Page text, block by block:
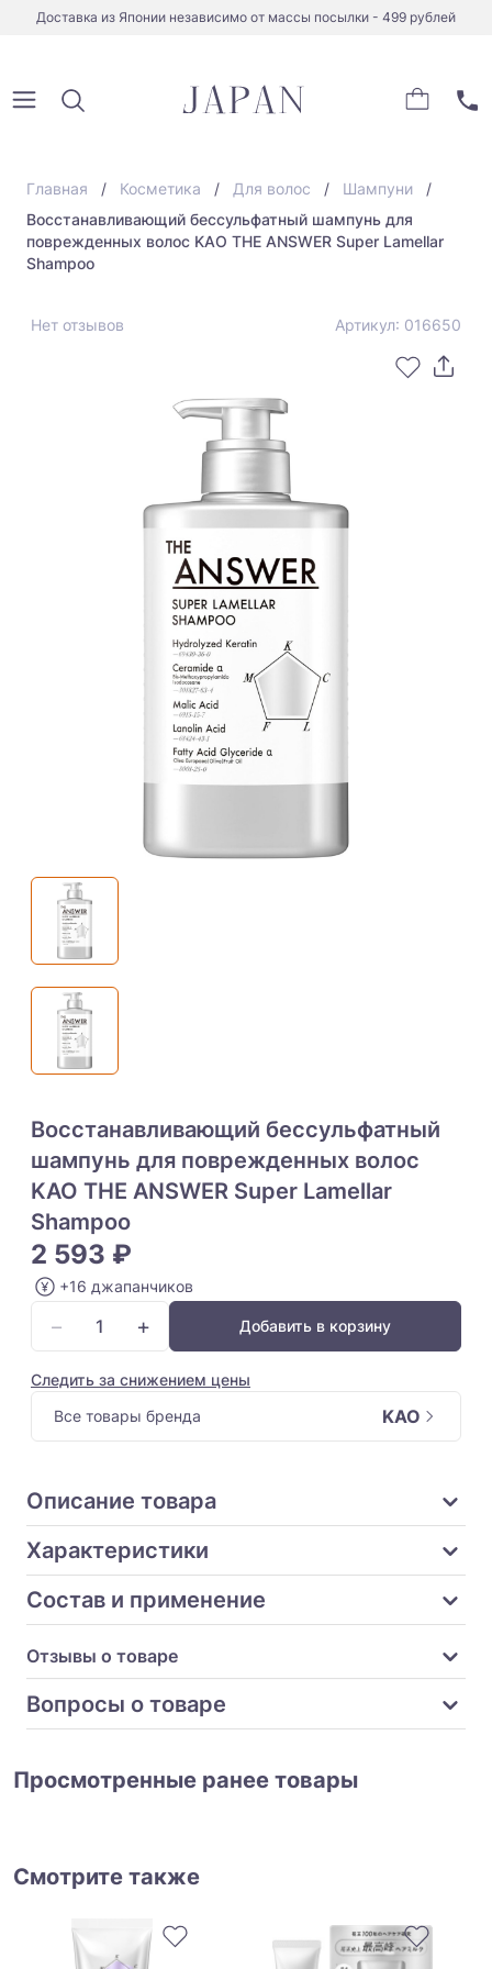
Доставка из Японии независимо от массы посылки - 499 рублей
Главная Косметика Для волос
Шампуни
Восстанавливающий бессульфатный шампунь для
поврежденных волос KAO THE ANSWER Super Lamellar
Shampoo
Нет отзывов Артикул: 016650
Восстанавливающий бессульфатный
шампунь для поврежденных волос
KAO THE ANSWER Super Lamellar
Shampoo
2 593 ₽
+16 джапанчиков
− + Добавить в корзину
Следить за снижением цены
Все товары бренда
KAO
Описание товара
Характеристики
Состав и применение
Отзывы о товаре
Вопросы о товаре
Просмотренные ранее товары
Смотрите также